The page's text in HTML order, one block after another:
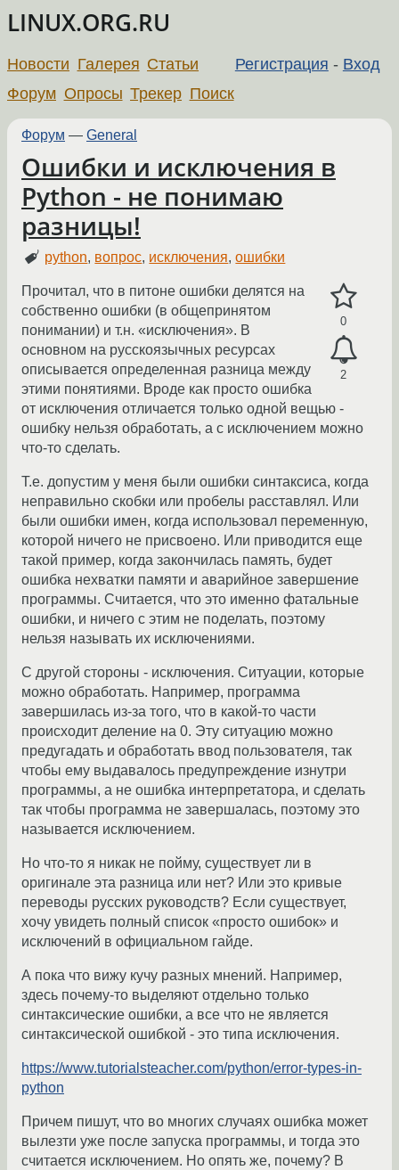
LINUX.ORG.RU
Регистрация - Вход
Новости Галерея Статьи
Форум Опросы Трекер Поиск
Форум — General
Ошибки и исключения в
Python - не понимаю
разницы!
python, вопрос, исключения,ошибки
0
2
Прочитал, что в питоне ошибки делятся на
собственно ошибки (в общепринятом
понимании) и т.н. «исключения». В
основном на русскоязычных ресурсах
описывается определенная разница между
этими понятиями. Вроде как просто ошибка
от исключения отличается только одной вещью -
ошибку нельзя обработать, а с исключением можно
что-то сделать.
Т.е. допустим у меня были ошибки синтаксиса, когда
неправильно скобки или пробелы расставлял. Или
были ошибки имен, когда использовал переменную,
которой ничего не присвоено. Или приводится еще
такой пример, когда закончилась память, будет
ошибка нехватки памяти и аварийное завершение
программы. Считается, что это именно фатальные
ошибки, и ничего с этим не поделать, поэтому
нельзя называть их исключениями.
С другой стороны - исключения. Ситуации, которые
можно обработать. Например, программа
завершилась из-за того, что в какой-то части
происходит деление на 0. Эту ситуацию можно
предугадать и обработать ввод пользователя, так
чтобы ему выдавалось предупреждение изнутри
программы, а не ошибка интерпретатора, и сделать
так чтобы программа не завершалась, поэтому это
называется исключением.
Но что-то я никак не пойму, существует ли в
оригинале эта разница или нет? Или это кривые
переводы русских руководств? Если существует,
хочу увидеть полный список «просто ошибок» и
исключений в официальном гайде.
А пока что вижу кучу разных мнений. Например,
здесь почему-то выделяют отдельно только
синтаксические ошибки, а все что не является
синтаксической ошибкой - это типа исключения.
https://www.tutorialsteacher.com/python/error-types-in-
python
Причем пишут, что во многих случаях ошибка может
вылезти уже после запуска программы, и тогда это
считается исключением. Но опять же, почему? В